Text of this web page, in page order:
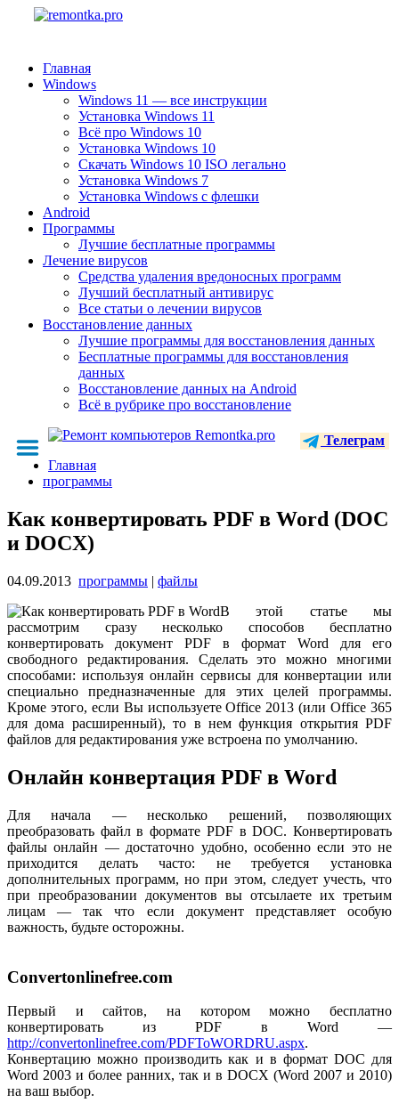
Главная
Windows
Windows 11 — все инструкции
Установка Windows 11
Всё про Windows 10
Установка Windows 10
Скачать Windows 10 ISO легально
Установка Windows 7
Установка Windows с флешки
Android
Программы
Лучшие бесплатные программы
Лечение вирусов
Средства удаления вредоносных программ
Лучший бесплатный антивирус
Все статьи о лечении вирусов
Восстановление данных
Лучшие программы для восстановления данных
Бесплатные программы для восстановления
данных
Восстановление данных на Android
Всё в рубрике про восстановление
Телеграм
Главная
программы
Как конвертировать PDF в Word (DOC
и DOCX)
04.09.2013 программы | файлы
В этой статье мы
рассмотрим сразу несколько способов бесплатно
конвертировать документ PDF в формат Word для его
свободного редактирования. Сделать это можно многими
способами: используя онлайн сервисы для конвертации или
специально предназначенные для этих целей программы.
Кроме этого, если Вы используете Office 2013 (или Office 365
для дома расширенный), то в нем функция открытия PDF
файлов для редактирования уже встроена по умолчанию.
Онлайн конвертация PDF в Word
Для начала — несколько решений, позволяющих
преобразовать файл в формате PDF в DOC. Конвертировать
файлы онлайн — достаточно удобно, особенно если это не
приходится делать часто: не требуется установка
дополнительных программ, но при этом, следует учесть, что
при преобразовании документов вы отсылаете их третьим
лицам — так что если документ представляет особую
важность, будьте осторожны.
Convertonlinefree.com
Первый и сайтов, на котором можно бесплатно
конвертировать из PDF в Word —
http://convertonlinefree.com/PDFToWORDRU.aspx.
Конвертацию можно производить как и в формат DOC для
Word 2003 и более ранних, так и в DOCX (Word 2007 и 2010)
на ваш выбор.